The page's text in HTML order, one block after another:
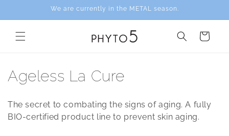
We are currently in the METAL season.
Cart
C
l
Ageless La Cure
The secret to combating the signs of aging. A fully
BIO-certified product line to prevent skin aging.